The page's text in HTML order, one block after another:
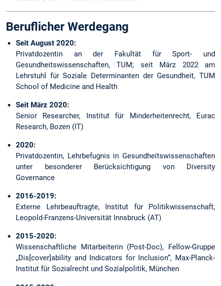
Beruflicher Werdegang
Seit August 2020:
Privatdozentin an der Fakultät für Sport- und
Gesundheitswissenschaften, TUM; seit März 2022 am
Lehrstuhl für Soziale Determinanten der Gesundheit, TUM
School of Medicine and Health
Seit März 2020:
Senior Researcher, Institut für Minderheitenrecht, Eurac
Research, Bozen (IT)
2020:
Privatdozentin, Lehrbefugnis in Gesundheitswissenschaften
unter besonderer Berücksichtigung von Diversity
Governance
2016-2019:
Externe Lehrbeauftragte, Institut für Politikwissenschaft,
Leopold-Franzens-Universität Innsbruck (AT)
2015-2020:
Wissenschaftliche Mitarbeiterin (Post-Doc), Fellow-Gruppe
„Dis[cover]ability and Indicators for Inclusion“, Max-Planck-
Institut für Sozialrecht und Sozialpolitik, München